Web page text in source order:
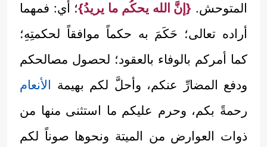
المتوحش. {إنَّ الله يحكُم ما يريدُ}؛ أي: فمهما
أراده تعالى؛ حَكَمَ به حكماً موافقاً لحكمتِهِ؛
كما أمركم بالوفاء بالعقود؛ لحصول مصالحكم
ودفع المضارِّ عنكم، وأحلَّ لكم بهيمة الأنعام
رحمةً بكم، وحرم عليكم ما استثنى منها من
ذوات العوارض من الميتة ونحوها صوناً لكم